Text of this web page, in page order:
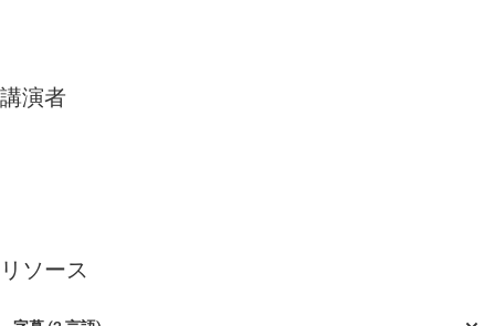
講演者
リソース